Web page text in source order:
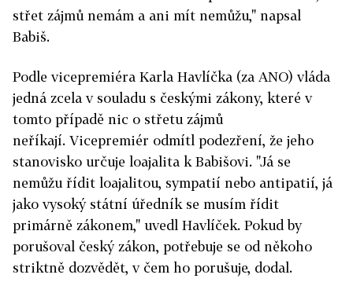
střet zájmů nemám a ani mít nemůžu," napsal
Babiš.
Podle vicepremiéra Karla Havlíčka (za ANO) vláda
jedná zcela v souladu s českými zákony, které v
tomto případě nic o střetu zájmů
neříkají. Vicepremiér odmítl podezření, že jeho
stanovisko určuje loajalita k Babišovi. "Já se
nemůžu řídit loajalitou, sympatií nebo antipatií, já
jako vysoký státní úředník se musím řídit
primárně zákonem," uvedl Havlíček. Pokud by
porušoval český zákon, potřebuje se od někoho
striktně dozvědět, v čem ho porušuje, dodal.